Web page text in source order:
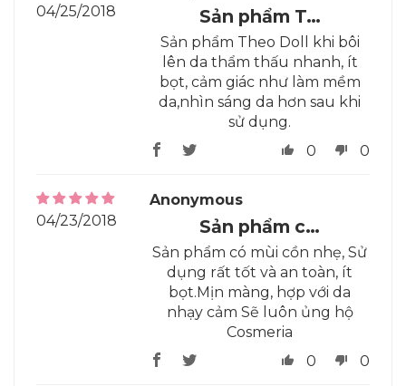
04/25/2018 Sản phẩm T…
Sản phẩm Theo Doll khi bôi
lên da thẩm thấu nhanh, ít
bọt, cảm giác như làm mềm
da,nhìn sáng da hơn sau khi
sử dụng.
0
0
04/23/2018
Anonymous
Sản phẩm c…
Sản phẩm có mùi cồn nhẹ, Sử
dụng rất tốt và an toàn, ít
bọt.Mịn màng, hợp với da
nhạy cảm Sẽ luôn ủng hộ
Cosmeria
0
0